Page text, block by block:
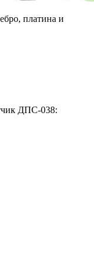
платина и
ДПС-038: